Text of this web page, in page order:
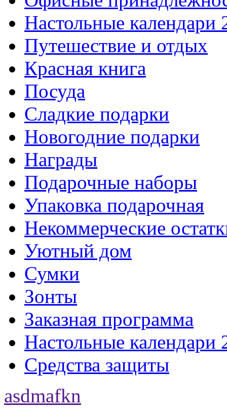
Настольные календари
Путешествие и отдых
Красная книга
Посуда
Сладкие подарки
Новогодние подарки
Награды
Подарочные наборы
Упаковка подарочная
Некоммерческие
Уютный дом
Сумки
Зонты
Заказная программа
Настольные календари
Средства защиты
asdmafkn